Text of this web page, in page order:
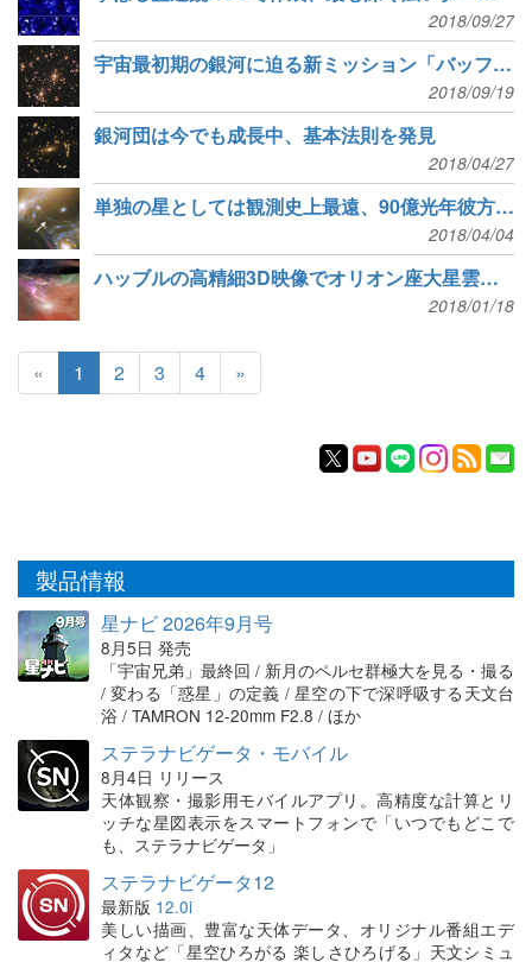
2018/09/27
宇宙最初期の銀河に迫る新ミッション「バッファロー」
2018/09/19
銀河団は今でも成長中、基本法則を発見
2018/04/27
単独の星としては観測史上最遠、90億光年彼方の「イカロス」
2018/04/04
ハッブルの高精細3D映像でオリオン座大星雲へダイブ
2018/01/18
« 1 2 3 4 »
製品情報
星ナビ 2026年9月号
8月5日 発売
「宇宙兄弟」最終回 / 新月のペルセ群極大を見る・撮る
/ 変わる「惑星」の定義 / 星空の下で深呼吸する天文台
浴 / TAMRON 12-20mm F2.8 / ほか
ステラナビゲータ・モバイル
8月4日 リリース
天体観察・撮影用モバイルアプリ。高精度な計算とリ
ッチな星図表示をスマートフォンで「いつでもどこで
も、ステラナビゲータ」
ステラナビゲータ12
最新版 12.0i
美しい描画、豊富な天体データ、オリジナル番組エデ
ィタなど「星空ひろがる 楽しさひろげる」天文シミュ